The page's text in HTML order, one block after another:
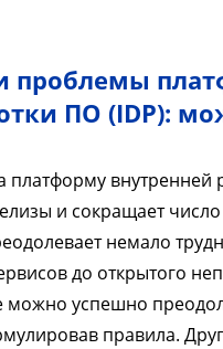
проблемы
ПО (IDP):
платформу внутренней
и сокращает
немало
до открытого
можно успешно
правила.